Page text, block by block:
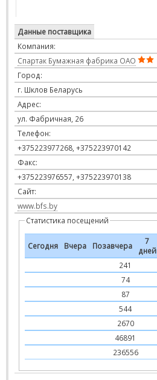
Данные поставщика
Компания:
Спартак Бумажная фабрика ОАО
Город:
г. Шклов Беларусь
Адрес:
ул. Фабричная, 26
Телефон:
+375223977268, +375223970142
Факс:
+375223976557, +375223970138
Сайт:
www.bfs.by
Статистика посещений
Сегодня Вчера Позавчера
7
дней
241
74
87
544
2670
46891
236556